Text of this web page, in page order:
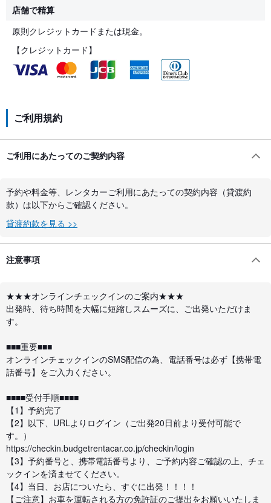
店舗で精算
原則クレジットカードまたは現金。
【クレジットカード】
ご利用規約
ご利用にあたってのご契約内容
予約や料金等、レンタカーご利用にあたっての契約内容（貸渡約
款）は以下からご確認ください。
貸渡約款を見る >>
注意事項
★★★オンラインチェックインのご案内★★★
出発時、待ち時間を大幅に短縮しスムーズに、ご出発いただけま
す。
■■■重要■■■
オンラインチェックインのSMS配信の為、電話番号は必ず【携帯電
話番号】をご入力ください。
■■■■受付手順■■■■
【1】予約完了
【2】以下、URLよりログイン（ご出発20日前より受付可能で
す。）
https://checkin.budgetrentacar.co.jp/checkin/login
【3】予約番号と、携帯電話番号より、ご予約内容ご確認の上、チェ
ックインを済ませてください。
【4】当日、お店についたら、すぐに出発！！！！
【ご注意】お車を運転される方の免許証のご提出をお願いいたしま